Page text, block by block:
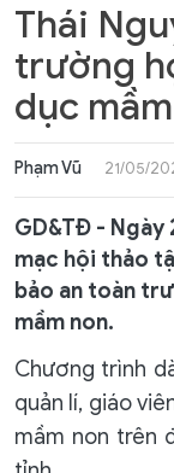
Thái
trường
dục
Phạm Vũ 21/05/
GD&TĐ - Ngày
mạc hội thảo
bảo an toàn
mầm non.
Chương trình
quản lí, giáo
mầm non trên